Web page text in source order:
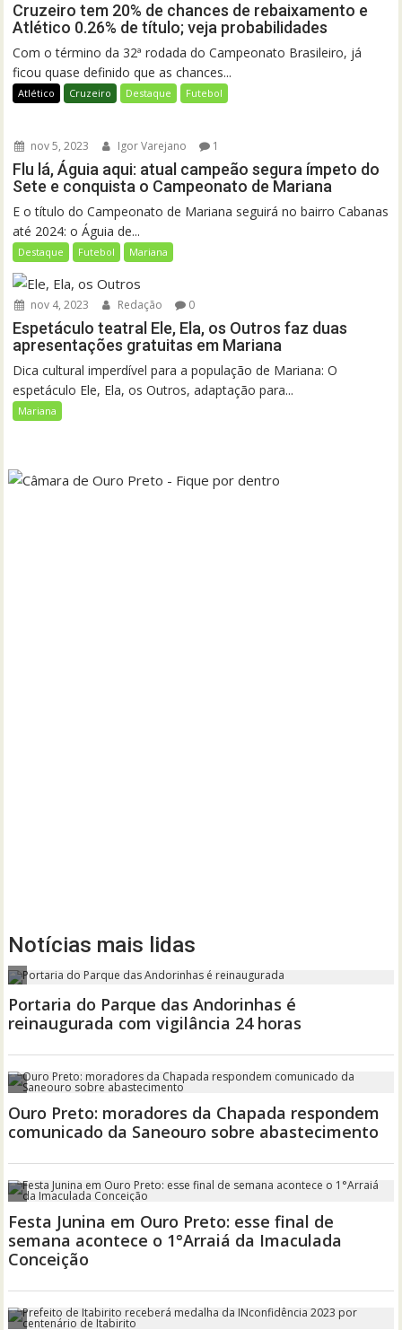
Cruzeiro tem 20% de chances de rebaixamento e
Atlético 0.26% de título; veja probabilidades
Com o término da 32ª rodada do Campeonato Brasileiro, já
ficou quase definido que as chances...
Atlético Cruzeiro Destaque Futebol
nov 5, 2023 Igor Varejano 1
Flu lá, Águia aqui: atual campeão segura ímpeto do
Sete e conquista o Campeonato de Mariana
E o título do Campeonato de Mariana seguirá no bairro Cabanas
até 2024: o Águia de...
Destaque Futebol Mariana
nov 4, 2023 Redação 0
Espetáculo teatral Ele, Ela, os Outros faz duas
apresentações gratuitas em Mariana
Dica cultural imperdível para a população de Mariana: O
espetáculo Ele, Ela, os Outros, adaptação para...
Mariana
Notícias mais lidas